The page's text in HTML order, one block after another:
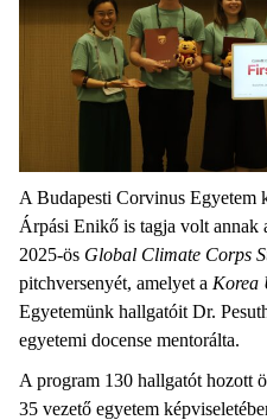
A Budapesti Corvinus Egyetem
Árpási Enikő is tagja volt annak
2025-ös Global Climate Corps
pitchversenyét, amelyet a Korea
Egyetemünk hallgatóit Dr.
egyetemi docense mentorálta.
A program 130 hallgatót hozott
35 vezető egyetem